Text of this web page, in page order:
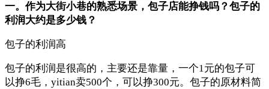
一。作为大街小巷的熟悉场景，包子店能挣钱吗？包子的
利润大约是多少钱？
包子的利润高
包子的利润是很高的，主要还是靠量，一个1元的包子可
以挣6毛，yitian卖500个，可以挣300元。包子的原材料简